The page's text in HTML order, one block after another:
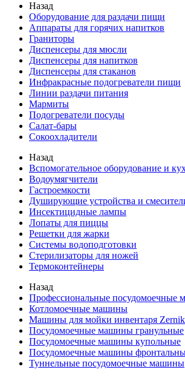
Назад
Оборудование для раздачи пищи
Аппараты для горячих напитков
Граниторы
Диспенсеры для мюсли
Диспенсеры для напитков
Диспенсеры для стаканов
Инфракрасные подогреватели пищи
Линии раздачи питания
Мармиты
Подогреватели посуды
Салат-бары
Сокоохладители
Назад
Вспомогательное оборудование и
Водоумягчители
Гастроемкости
Душирующие устройства и
Инсектицидные лампы
Лопаты для пиццы
Решетки для жарки
Системы водоподготовки
Стерилизаторы для ножей
Термоконтейнеры
Назад
Профессиональные посудомоечные
Котломоечные машины
Машины для мойки инвентаря
Посудомоечные машины гранульные
Посудомоечные машины купольные
Посудомоечные машины
Туннельные посудомоечные машины